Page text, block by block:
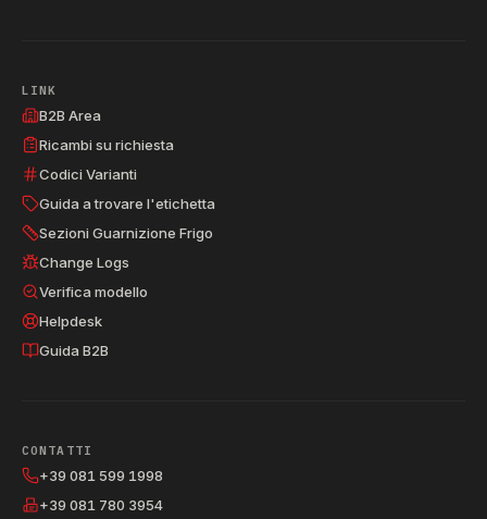
LINK
B2B Area
Ricambi su richiesta
Codici Varianti
Guida a trovare l'etichetta
Sezioni Guarnizione Frigo
Change Logs
Verifica modello
Helpdesk
Guida B2B
CONTATTI
+39 081 599 1998
+39 081 780 3954